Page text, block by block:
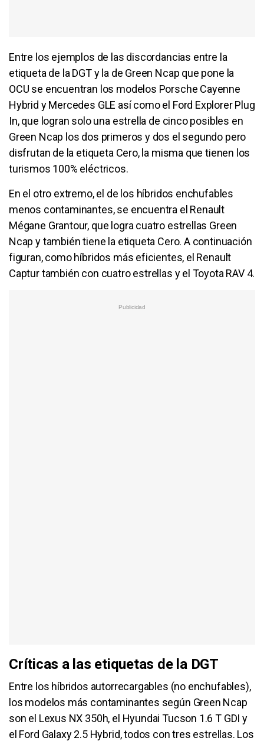
Entre los ejemplos de las discordancias entre la
etiqueta de la DGT y la de Green Ncap que pone la
OCU se encuentran los modelos Porsche Cayenne
Hybrid y Mercedes GLE así como el Ford Explorer Plug
In, que logran solo una estrella de cinco posibles en
Green Ncap los dos primeros y dos el segundo pero
disfrutan de la etiqueta Cero, la misma que tienen los
turismos 100% eléctricos.
En el otro extremo, el de los híbridos enchufables
menos contaminantes, se encuentra el Renault
Mégane Grantour, que logra cuatro estrellas Green
Ncap y también tiene la etiqueta Cero. A continuación
figuran, como híbridos más eficientes, el Renault
Captur también con cuatro estrellas y el Toyota RAV 4.
Críticas a las etiquetas de la DGT
Entre los híbridos autorrecargables (no enchufables),
los modelos más contaminantes según Green Ncap
son el Lexus NX 350h, el Hyundai Tucson 1.6 T GDI y
el Ford Galaxy 2.5 Hybrid, todos con tres estrellas. Los